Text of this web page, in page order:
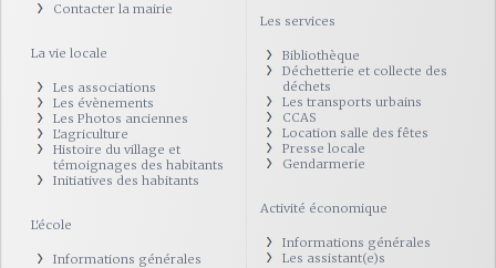
Contacter la mairie
La vie locale
Les associations
Les évènements
Les Photos anciennes
L'agriculture
Histoire du village et
témoignages des habitants
Initiatives des habitants
L'école
Informations générales
Les services
Bibliothèque
Déchetterie et collecte des
déchets
Les transports urbains
CCAS
Location salle des fêtes
Presse locale
Gendarmerie
Activité économique
Informations générales
Les assistant(e)s